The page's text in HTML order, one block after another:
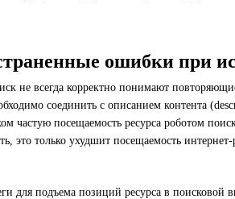
ошибки при
не всегда корректно понимают
соединить с описанием контента
частую посещаемость ресурса роботом
это только ухудшит посещаемость интернет-
для подъема позиций ресурса в поисковой